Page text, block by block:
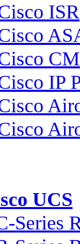
ISR
IP
UCS
Series